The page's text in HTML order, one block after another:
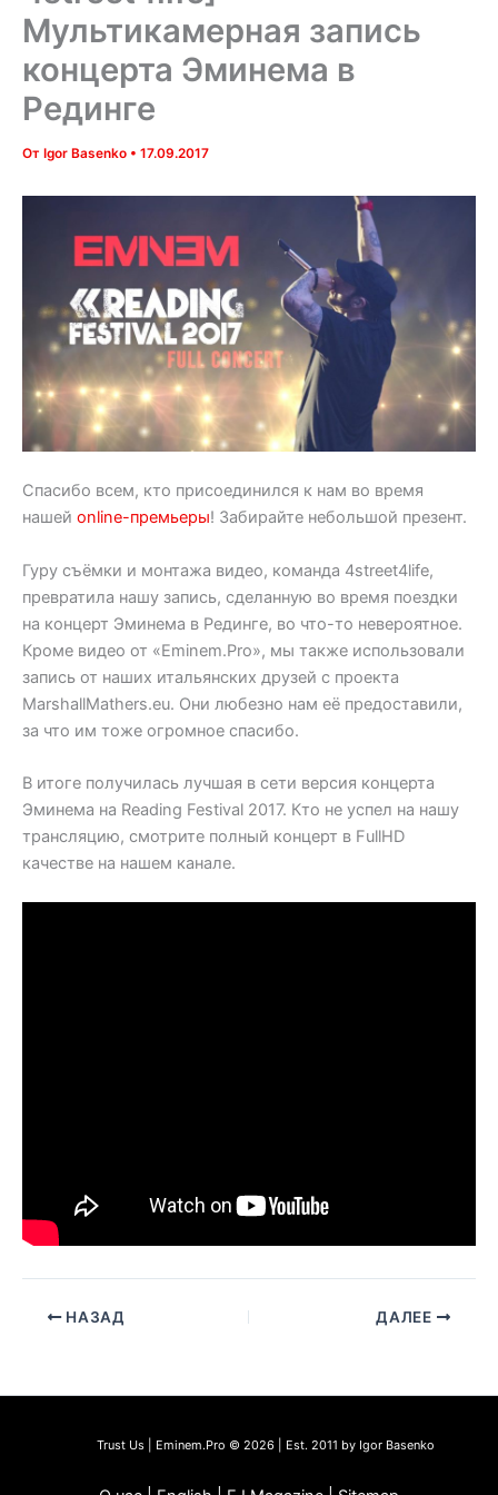
Мультикамерная запись
концерта Эминема в
Рединге
От Igor Basenko • 17.09.2017
Спасибо всем, кто присоединился к нам во время
нашей online-премьеры! Забирайте небольшой презент.
Гуру съёмки и монтажа видео, команда 4street4life,
превратила нашу запись, сделанную во время поездки
на концерт Эминема в Рединге, во что-то невероятное.
Кроме видео от «Eminem.Pro», мы также использовали
запись от наших итальянских друзей с проекта
MarshallMathers.eu. Они любезно нам её предоставили,
за что им тоже огромное спасибо.
В итоге получилась лучшая в сети версия концерта
Эминема на Reading Festival 2017. Кто не успел на нашу
трансляцию, смотрите полный концерт в FullHD
качестве на нашем канале.
НАЗАД ДАЛЕЕ
Trust Us | Eminem.Pro © 2026 | Est. 2011 by Igor Basenko